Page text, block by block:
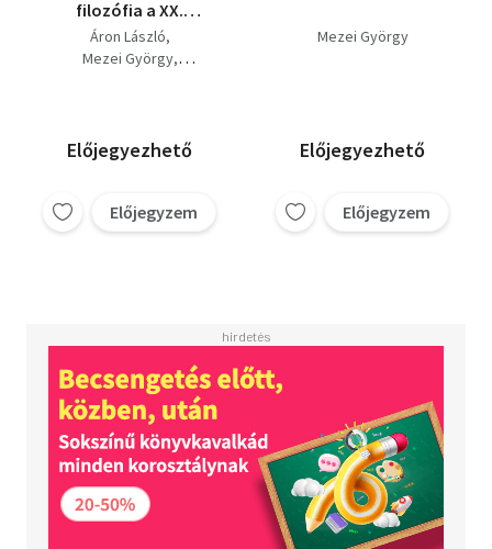
filozófia a XX.
században sorozatból
Áron László
Mezei György
Fehér M. István
Dékány András
Forrai Gábor Balogh Tibor
Előjegyezhető
Előjegyzem
Mezei György
Előjegyezhető
Előjegyzem